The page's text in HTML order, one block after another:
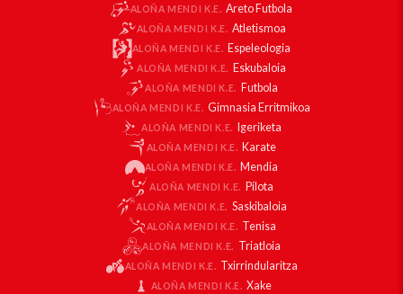
ALOÑA MENDI K.E. Areto Futbola
ALOÑA MENDI K.E. Atletismoa
ALOÑA MENDI K.E. Espeleologia
ALOÑA MENDI K.E. Eskubaloia
ALOÑA MENDI K.E. Futbola
ALOÑA MENDI K.E. Gimnasia Erritmikoa
ALOÑA MENDI K.E. Igeriketa
ALOÑA MENDI K.E. Karate
ALOÑA MENDI K.E. Mendia
ALOÑA MENDI K.E. Pilota
ALOÑA MENDI K.E. Saskibaloia
ALOÑA MENDI K.E. Tenisa
ALOÑA MENDI K.E. Triatloia
ALOÑA MENDI K.E. Txirrindularitza
ALOÑA MENDI K.E. Xake